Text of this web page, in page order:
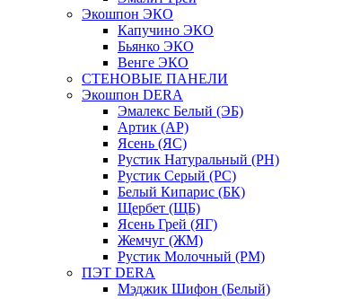
Экошпон ЭКО
Капучино ЭКО
Бьянко ЭКО
Венге ЭКО
СТЕНОВЫЕ ПАНЕЛИ
Экошпон DERA
Эмалекс Белый (ЭБ)
Артик (АР)
Ясень (ЯС)
Рустик Натуральный (РН)
Рустик Серый (РС)
Белый Кипарис (БК)
Щербет (ЩБ)
Ясень Грей (ЯГ)
Жемчуг (ЖМ)
Рустик Молочный (РМ)
ПЭТ DERA
Мэджик Шифон (Белый)